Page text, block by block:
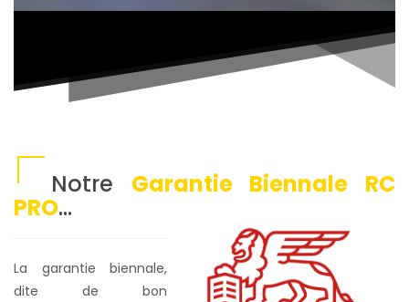
Notre Garantie Biennale RC
PRO...
La garantie biennale,
dite de bon